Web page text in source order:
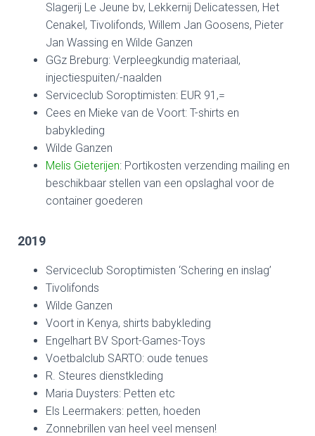
Slagerij Le Jeune bv, Lekkernij Delicatessen, Het
Cenakel, Tivolifonds, Willem Jan Goosens, Pieter
Jan Wassing en Wilde Ganzen
GGz Breburg: Verpleegkundig materiaal,
injectiespuiten/-naalden
Serviceclub Soroptimisten: EUR 91,=
Cees en Mieke van de Voort: T-shirts en
babykleding
Wilde Ganzen
Melis Gieterijen: Portikosten verzending mailing en
beschikbaar stellen van een opslaghal voor de
container goederen
2019
Serviceclub Soroptimisten ‘Schering en inslag’
Tivolifonds
Wilde Ganzen
Voort in Kenya, shirts babykleding
Engelhart BV Sport-Games-Toys
Voetbalclub SARTO: oude tenues
R. Steures dienstkleding
Maria Duysters: Petten etc
Els Leermakers: petten, hoeden
Zonnebrillen van heel veel mensen!